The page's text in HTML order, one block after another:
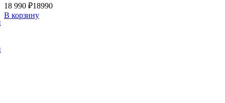
18 990 ₽18990
В корзину